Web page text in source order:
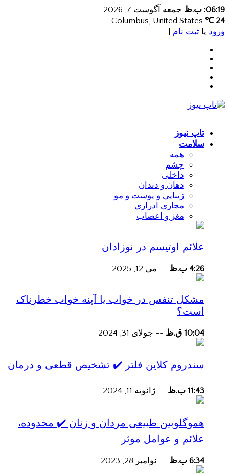
06:19: ب.ظ
جمعه آگوست 7, 2026
24 ℃
ورود یا ثبت نام
تاپ نیوز
سلامت
همه
چشم
داخلی
دهان و دندان
زیبایی و پوست و مو
مجاری ادراری
مغز و اعصاب
علائم اوتیسم در نوزادان
4:26 ب.ظ -- می 12, 2025
مشکل تنفس در خواب یا آپنه خواب خطرناک
است؟
10:04 ق.ظ -- جولای 31, 2024
سندروم کلاین فلتر ✔️ تشخیص قطعی و درمان
11:43 ب.ظ -- ژانویه 11, 2024
هموگلوبین طبیعی مردان و زنان ✔️ محدوده،
علائم و عوامل موثر
6:34 ب.ظ -- نوامبر 28, 2023